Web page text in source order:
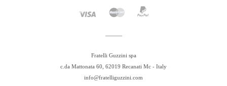
Fratelli Guzzini spa
c.da Mattonata 60, 62019 Recanati Mc - Italy
info@fratelliguzzini.com